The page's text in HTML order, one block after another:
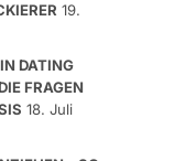
19.
DATING
FRAGEN
18. Juli